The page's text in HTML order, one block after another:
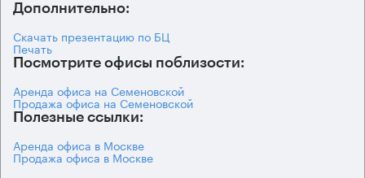
Дополнительно:
Скачать презентацию по БЦ
Печать
Посмотрите офисы поблизости:
Аренда офиса на Семеновской
Продажа офиса на Семеновской
Полезные ссылки:
Аренда офиса в Москве
Продажа офиса в Москве